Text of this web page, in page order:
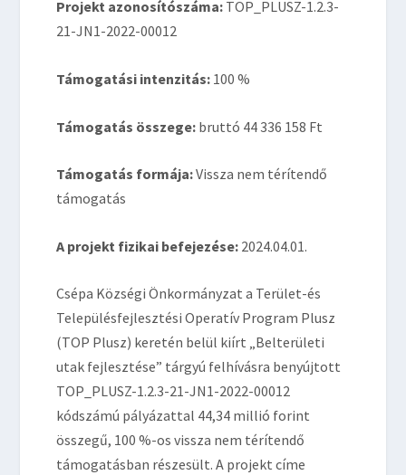
Projekt azonosítószáma: TOP_PLUSZ-1.2.3-
21-JN1-2022-00012
Támogatási intenzitás: 100 %
Támogatás összege: bruttó 44 336 158 Ft
Támogatás formája:Vissza nem térítendő
támogatás
A projekt fizikai befejezése: 2024.04.01.
Csépa Községi Önkormányzat a Terület-és
Településfejlesztési Operatív Program Plusz
(TOP Plusz) keretén belül kiírt „Belterületi
utak fejlesztése” tárgyú felhívásra benyújtott
TOP_PLUSZ-1.2.3-21-JN1-2022-00012
kódszámú pályázattal 44,34 millió forint
összegű, 100 %-os vissza nem térítendő
támogatásban részesült. A projekt címe